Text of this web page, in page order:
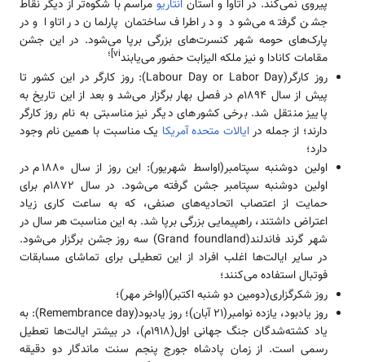
پیروی نمی‌کند. در اتاوا و استان انتاریومراسم با شکوه‌تر از دیگر نقاط
جشن گرفته می‌شود و در اطراف ساختمان‌ پارلمان در اتاوا و در
پارک‌های حومه شهر کنسرت‌های بزرگی برپا می‌شود. در این جشن
مقامات کانادا و نیز ملکه الیزابت حضور می‌یابندvi]؛
روز کارگر(Labour Day or Labor Day): روز کارگر در این کشور تا
پیش از سال 1894م در فصل بهار برگزار می‌شد و بعد از این تاریخ به
پاییز منتقل شد. برخی کشورهای دیگر نیز مناسبتی به نام روز کارگر
دارند؛ از جمله درایالات متحده آمریکا یک مناسبت با همین نام وجود
دارد؛
اولین دوشنبه سپتامبر(اواسط شهریور): این روز از سال 1880م در
اولین دوشنبه سپتامبر جشن گرفته می‌شود. در سال 1872م برای
حمایت از اعتصاب‌ اتحادیه‌های صنفی، که به ساعت کاری زیاد
اعتراض داشتند، راهپیمایی بزرگی برپا شد. به این مناسبت هر سال در
شهر گرند فاندلند(Grand foundland) سه روز جشن برگزار می‌شود.
در سایر ایالت‌ها اغلب افراد از این تعطیلی برای تماشای مسابقات
فوتبال استفاده می‌کنند؛
روز شکرگزاری(دومین دو شنبه اکتبر)(اواخر مهر)؛
روز یادبود، یازده نوامبر(21 آبان)؛ روز یادبود(Remembrance day): به
یاد کشته‌شدگان جنگ جهانی اول(1918م)، ‌در بیشتر ایالت‌ها تعطیل
رسمی است. از زمان پادشاه جورج پنجم سنت ماندگار دو دقیقه